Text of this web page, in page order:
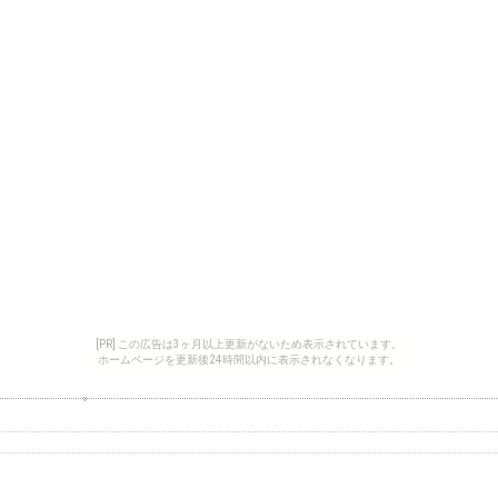
[PR] この広告は3ヶ月以上更新がないため表示されています。
ホームページを更新後24時間以内に表示されなくなります。